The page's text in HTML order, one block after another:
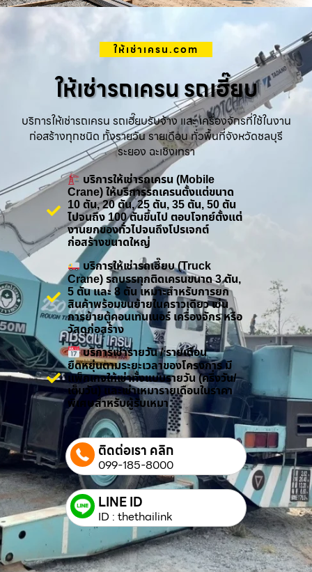
ให้เช่าเครน.com
ให้เช่ารถเครน รถเฮี๊ยบ
บริการให้เช่ารถเครน รถเฮี๊ยบรับจ้าง และ เครื่องจักรที่ใช้ในงาน
ก่อสร้างทุกชนิด ทั้งรายวัน รายเดือน ทั่วพื้นที่จังหวัดชลบุรี
ระยอง ฉะเชิงเทรา
บริการให้เช่ารถเครน (Mobile
Crane) ให้บริการรถเครนตั้งแต่ขนาด
10 ตัน, 20 ตัน, 25 ตัน, 35 ตัน, 50 ตัน
ไปจนถึง 100 ตันขึ้นไป ตอบโจทย์ตั้งแต่
งานยกของทั่วไปจนถึงโปรเจกต์
ก่อสร้างขนาดใหญ่
บริการให้เช่ารถเฮี๊ยบ (Truck
Crane) รถบรรทุกติดเครนขนาด 3 ตัน,
5 ตัน และ 8 ตัน เหมาะสำหรับการยก
สินค้าพร้อมขนย้ายในคราวเดียว เช่น
การย้ายตู้คอนเทนเนอร์ เครื่องจักร หรือ
วัสดุก่อสร้าง
บริการเช่ารายวัน / รายเดือน
ยืดหยุ่นตามระยะเวลาของโครงการ มี
แพ็กเกจให้เช่าทั้งแบบรายวัน (ครึ่งวัน/
เต็มวัน) และเช่าเหมารายเดือนในราคา
พิเศษสำหรับผู้รับเหมา
ติดต่อเรา คลิก
099-185-8000
LINE ID
ID : thethailink